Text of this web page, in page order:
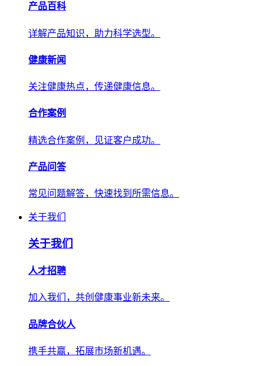
产品百科
详解产品知识，助力科学选型。
健康新闻
关注健康热点，传递健康信息。
合作案例
精选合作案例，见证客户成功。
产品问答
常见问题解答，快速找到所需信息。
关于我们
关于我们
人才招聘
加入我们，共创健康事业新未来。
品牌合伙人
携手共赢，拓展市场新机遇。